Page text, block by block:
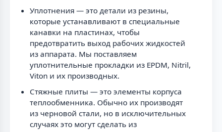
Уплотнения — это детали из резины,
которые устанавливают в специальные
канавки на пластинах, чтобы
предотвратить выход рабочих жидкостей
из аппарата. Мы поставляем
уплотнительные прокладки из EPDM, Nitril,
Viton и их производных.
Стяжные плиты — это элементы корпуса
теплообменника. Обычно их производят
из черновой стали, но в исключительных
случаях это могут сделать из